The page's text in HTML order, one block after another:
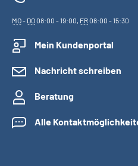
MO- DO08:00 - 19:00, FR08:00 - 15:30
Mein Kundenportal
Nachricht schreiben
Beratung
Alle